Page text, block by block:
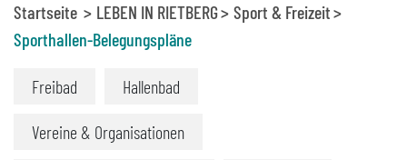
Startseite LEBEN IN RIETBERG
Sport & Freizeit
Sporthallen-Belegungspläne
Freibad Hallenbad
Vereine & Organisationen